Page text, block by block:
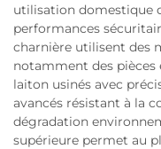
utilisation domestique
performances
charnière utilisent des
notamment des pièces
laiton usinés avec
avancés résistant à la
dégradation
supérieure permet au